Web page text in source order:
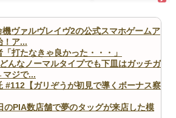
ヴァルヴレイヴ2の公式スマホゲームア
！ア...
打たなきゃ良かった・・・」
んなノーマルタイプでも下皿はガッチガ
ジで...
#112【ガリぞうが初見で導くボーナス察
のPIA数店舗で夢のタッグが来店した模